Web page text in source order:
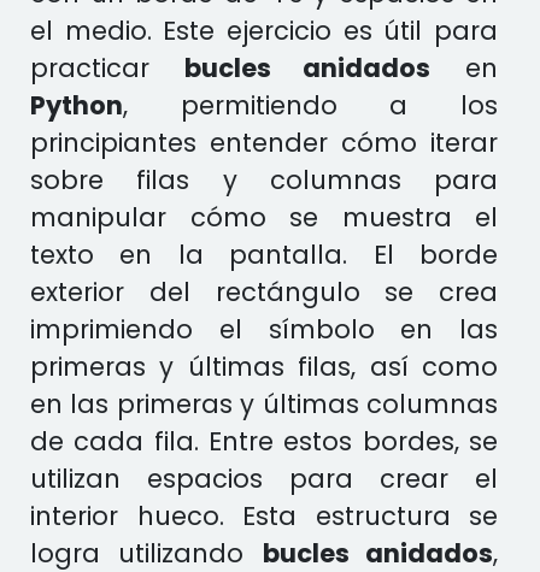
el medio. Este ejercicio es útil para
practicar bucles anidados en
Python, permitiendo a los
principiantes entender cómo iterar
sobre filas y columnas para
manipular cómo se muestra el
texto en la pantalla. El borde
exterior del rectángulo se crea
imprimiendo el símbolo en las
primeras y últimas filas, así como
en las primeras y últimas columnas
de cada fila. Entre estos bordes, se
utilizan espacios para crear el
interior hueco. Esta estructura se
logra utilizando bucles anidados,